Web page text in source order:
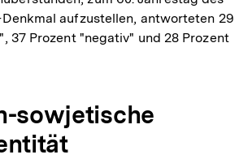
aufzustellen, antworteten 29
37 Prozent "negativ" und 28 Prozent
sowjetische